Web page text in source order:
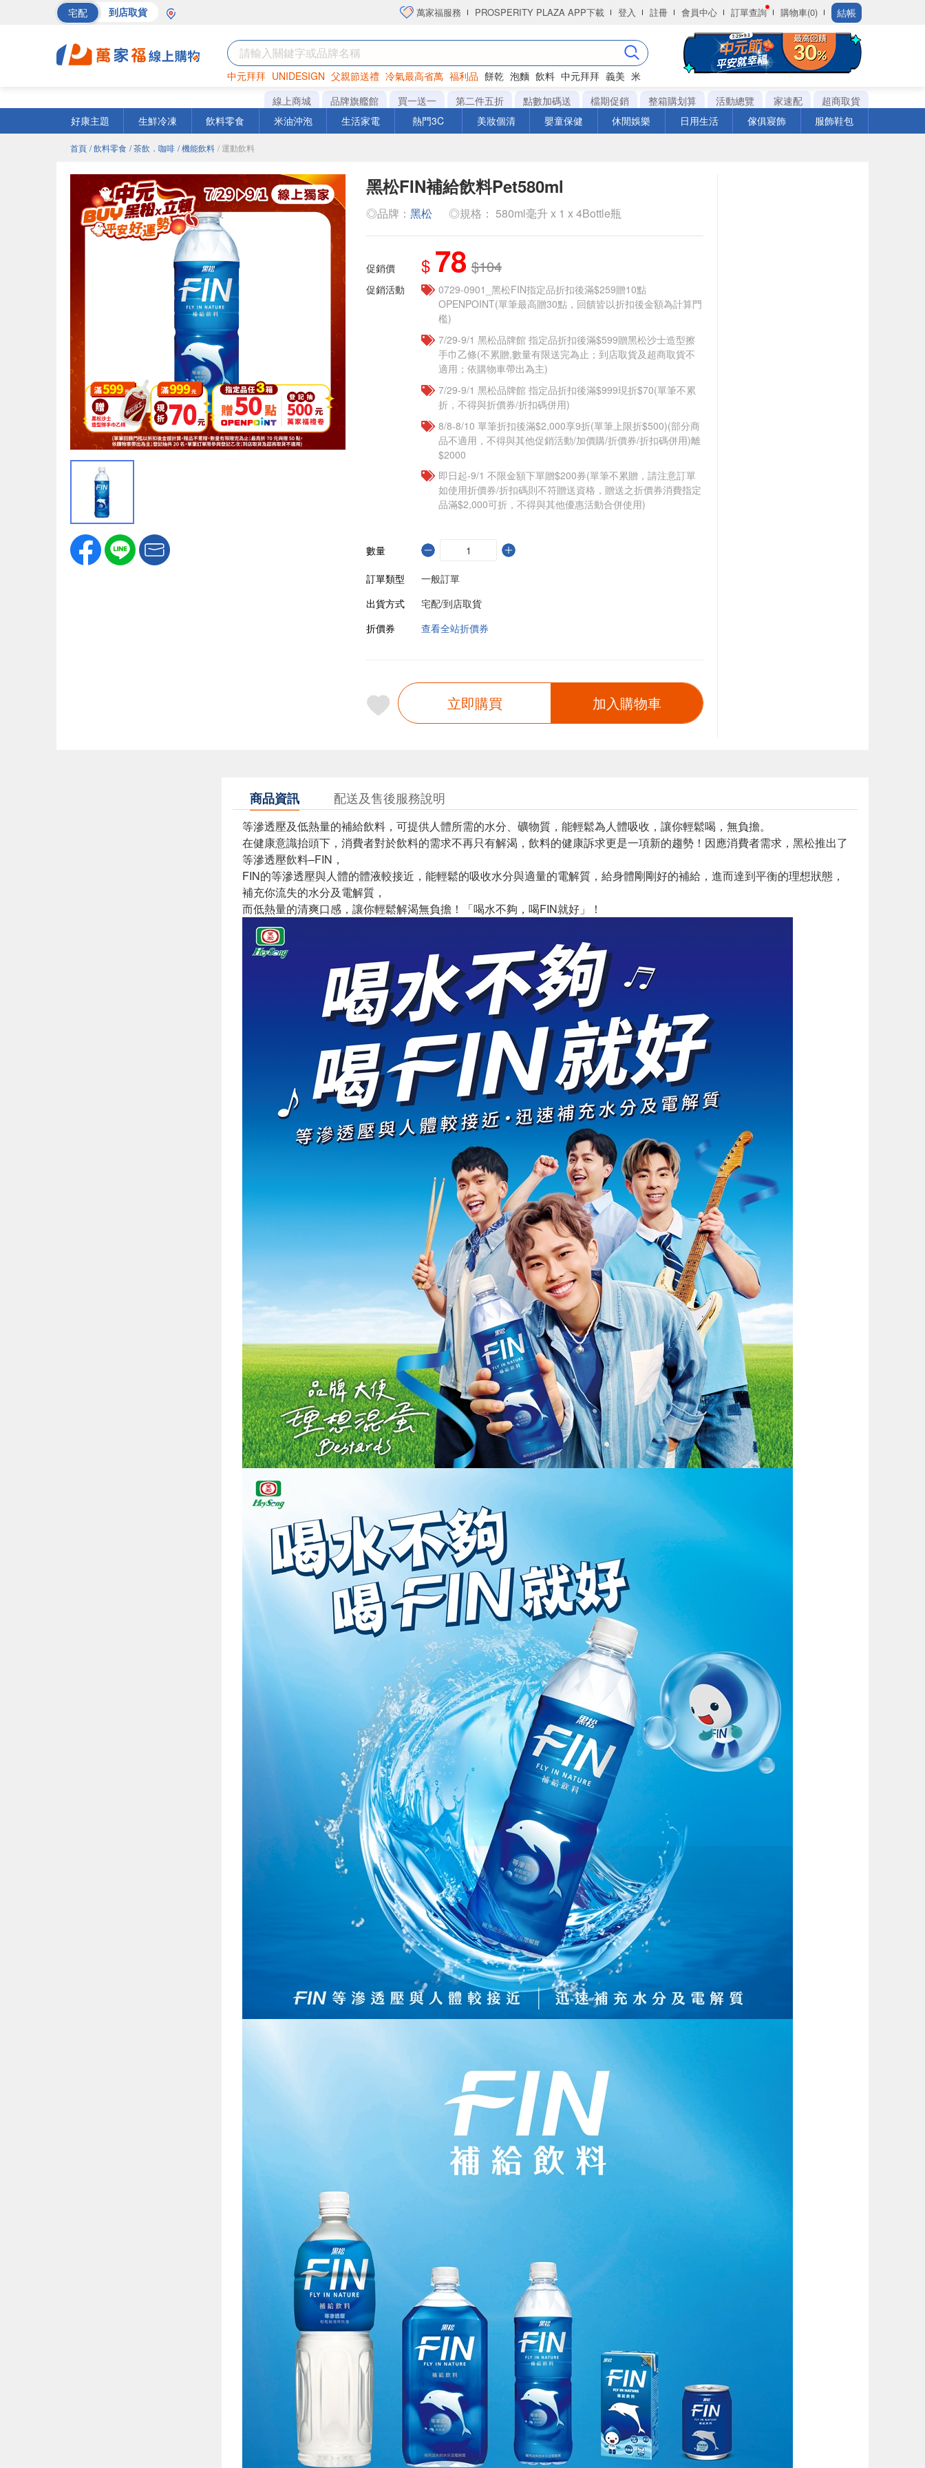
宅配 到店取貨 萬家福服務 PROSPERITY PLAZA APP下載 登入 註冊 會員中心 訂單查詢 購物車(0) 結帳
中元拜拜 UNIDESIGN 父親節送禮 冷氣最高省萬 福利品 餅乾 泡麵 飲料 中元拜拜 義美 米
罐頭 海苔 洋芋片
線上商城 品牌旗艦館 買一送一 第二件五折 點數加碼送 檔期促銷 整箱購划算 活動總覽 家速配
超商取貨
好康主題
生鮮冷凍 飲料零食 米油沖泡 生活家電 熱門3C 美妝個清 嬰童保健 休閒娛樂 日用生活 傢俱寢飾 服飾鞋包
首頁 / 飲料零食 / 茶飲．咖啡 / 機能飲料 / 運動飲料
黑松FIN補給飲料Pet580ml
◎品牌： 黑松 ◎規格： 580ml毫升 x 1 x 4Bottle瓶
促銷價 $ 78 $104
促銷活動
0729-0901_黑松FIN指定品折扣後滿$259贈10點
OPENPOINT(單筆最高贈30點，回饋皆以折扣後金額為計算門
檻)
7/29-9/1 黑松品牌館 指定品折扣後滿$599贈黑松沙士造型擦
手巾乙條(不累贈,數量有限送完為止；到店取貨及超商取貨不
適用；依購物車帶出為主)
7/29-9/1 黑松品牌館 指定品折扣後滿$999現折$70(單筆不累
折，不得與折價券/折扣碼併用)
8/8-8/10 單筆折扣後滿$2,000享9折(單筆上限折$500)(部分商
品不適用，不得與其他促銷活動/加價購/折價券/折扣碼併用)離
$2000
即日起-9/1 不限金額下單贈$200券(單筆不累贈，請注意訂單
如使用折價券/折扣碼則不符贈送資格，贈送之折價券消費指定
品滿$2,000可折，不得與其他優惠活動合併使用)
數量
訂單類型
一般訂單
出貨方式
宅配/到店取貨
折價券
查看全站折價券
立即購買 加入購物車
商品資訊 配送及售後服務說明
等滲透壓及低熱量的補給飲料，可提供人體所需的水分、礦物質，能輕鬆為人體吸收，讓你輕鬆喝，無負擔。
在健康意識抬頭下，消費者對於飲料的需求不再只有解渴，飲料的健康訴求更是一項新的趨勢！因應消費者需求，黑松推出了
等滲透壓飲料–FIN，
FIN的等滲透壓與人體的體液較接近，能輕鬆的吸收水分與適量的電解質，給身體剛剛好的補給，進而達到平衡的理想狀態，
補充你流失的水分及電解質，
而低熱量的清爽口感，讓你輕鬆解渴無負擔！「喝水不夠，喝FIN就好」！